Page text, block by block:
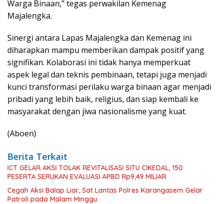
Warga Binaan,” tegas perwakilan Kemenag
Majalengka.
Sinergi antara Lapas Majalengka dan Kemenag ini
diharapkan mampu memberikan dampak positif yang
signifikan. Kolaborasi ini tidak hanya memperkuat
aspek legal dan teknis pembinaan, tetapi juga menjadi
kunci transformasi perilaku warga binaan agar menjadi
pribadi yang lebih baik, religius, dan siap kembali ke
masyarakat dengan jiwa nasionalisme yang kuat.
(Aboen)
Berita Terkait
ICT GELAR AKSI TOLAK REVITALISASI SITU CIKEDAL, 150
PESERTA SERUKAN EVALUASI APBD Rp9,49 MILIAR
Cegah Aksi Balap Liar, Sat Lantas Polres Karangasem Gelar
Patroli pada Malam Minggu